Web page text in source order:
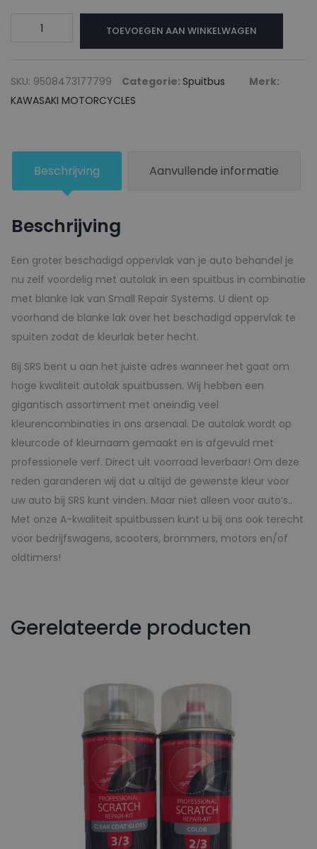
KAWASAKI
+
Blanke
25U
CANDY
-
aantal
TOEVOEGEN AAN WINKELWAGEN
SKU: 9508473177799 Categorie: Spuitbus
Merk:
KAWASAKI MOTORCYCLES
Beschrijving Aanvullende informatie
Beschrijving
Een groter beschadigd oppervlak van je auto behandel je
nu zelf voordelig met autolak in een spuitbus in combinatie
met blanke lak van Small Repair Systems. U dient op
voorhand de blanke lak over het beschadigd oppervlak te
spuiten zodat de kleurlak beter hecht.
Bij SRS bent u aan het juiste adres wanneer het gaat om
hoge kwaliteit autolak spuitbussen. Wij hebben een
gigantisch assortiment met oneindig veel
kleurencombinaties in ons arsenaal. De autolak wordt op
kleurcode of kleurnaam gemaakt en is afgevuld met
professionele verf. Direct uit voorraad leverbaar! Om deze
reden garanderen wij dat u altijd de gewenste kleur voor
uw auto bij SRS kunt vinden. Maar niet alleen voor auto’s..
Met onze A-kwaliteit spuitbussen kunt u bij ons ook terecht
voor bedrijfswagens, scooters, brommers, motors en/of
oldtimers!
Gerelateerde producten